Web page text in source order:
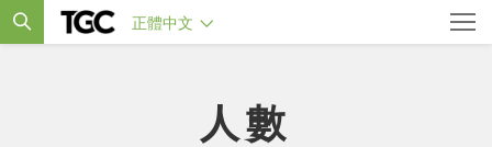
正體中文
人數